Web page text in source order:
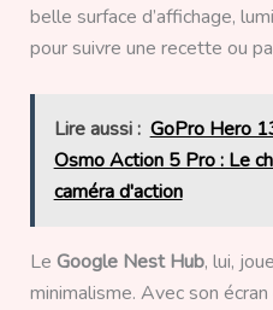
belle surface d’affichage,
pour suivre une recette ou
Lire aussi : GoPro Hero
Osmo Action 5 Pro : Le
caméra d'action
Le Google Nest Hub, lui,
minimalisme. Avec son